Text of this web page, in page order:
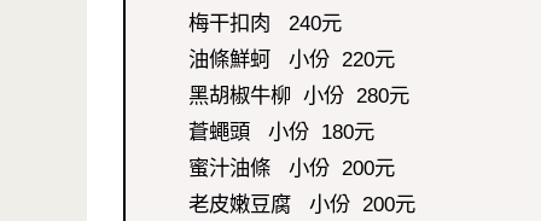
梅干扣肉 240元
油條鮮蚵 小份 220元
黑胡椒牛柳 小份 280元
蒼蠅頭 小份 180元
蜜汁油條 小份 200元
老皮嫩豆腐 小份 200元